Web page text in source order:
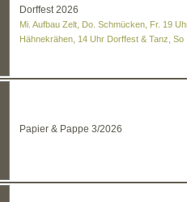
Dorffest 2026
Mi. Aufbau Zelt, Do. Schmücken, Fr. 19
Hähnekrähen, 14 Uhr Dorffest & Tanz,
Papier & Pappe 3/2026